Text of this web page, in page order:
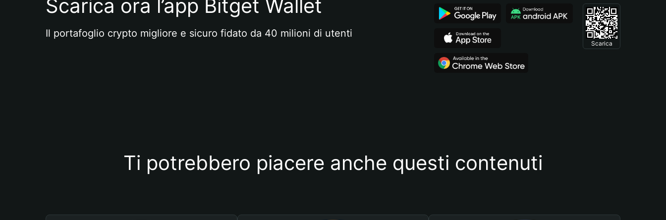
Scarica ora l’app Bitget Wallet
Il portafoglio crypto migliore e sicuro fidato da 40 milioni di utenti
Scarica
Ti potrebbero piacere anche questi contenuti